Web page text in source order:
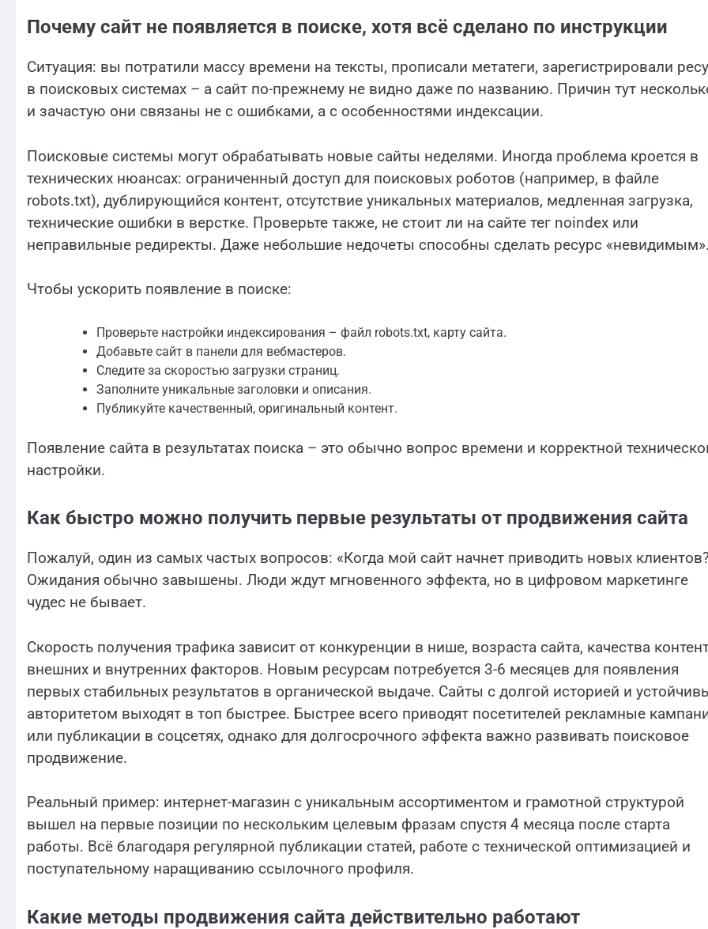
Почему сайт не появляется в поиске, хотя всё сделано по инструкции
Ситуация: вы потратили массу времени на тексты, прописали метатеги, зарегистрировали
в поисковых системах – а сайт по-прежнему не видно даже по названию. Причин тут
и зачастую они связаны не с ошибками, а с особенностями индексации.
Поисковые системы могут обрабатывать новые сайты неделями. Иногда проблема кроется в
технических нюансах: ограниченный доступ для поисковых роботов (например, в файле
robots.txt), дублирующийся контент, отсутствие уникальных материалов, медленная загрузка,
технические ошибки в верстке. Проверьте также, не стоит ли на сайте тег noindex или
неправильные редиректы. Даже небольшие недочеты способны сделать ресурс
Чтобы ускорить появление в поиске:
Проверьте настройки индексирования – файл robots.txt, карту сайта.
Добавьте сайт в панели для вебмастеров.
Следите за скоростью загрузки страниц.
Заполните уникальные заголовки и описания.
Публикуйте качественный, оригинальный контент.
Появление сайта в результатах поиска – это обычно вопрос времени и корректной
настройки.
Как быстро можно получить первые результаты от продвижения сайта
Пожалуй, один из самых частых вопросов: «Когда мой сайт начнет приводить новых
Ожидания обычно завышены. Люди ждут мгновенного эффекта, но в цифровом маркетинге
чудес не бывает.
Скорость получения трафика зависит от конкуренции в нише, возраста сайта, качества
внешних и внутренних факторов. Новым ресурсам потребуется 3-6 месяцев для появления
первых стабильных результатов в органической выдаче. Сайты с долгой историей и
авторитетом выходят в топ быстрее. Быстрее всего приводят посетителей рекламные
или публикации в соцсетях, однако для долгосрочного эффекта важно развивать поисковое
продвижение.
Реальный пример: интернет-магазин с уникальным ассортиментом и грамотной структурой
вышел на первые позиции по нескольким целевым фразам спустя 4 месяца после старта
работы. Всё благодаря регулярной публикации статей, работе с технической оптимизацией и
поступательному наращиванию ссылочного профиля.
Какие методы продвижения сайта действительно работают